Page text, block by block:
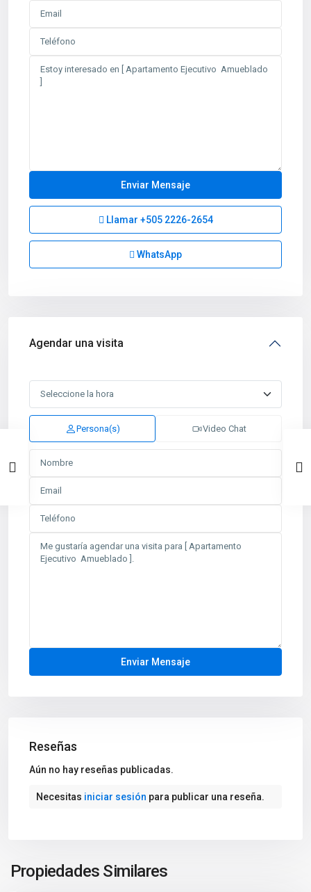
Llamar +505 2226-2654
WhatsApp
Agendar una visita
Persona(s) Video Chat
Reseñas
Aún no hay reseñas publicadas.
Necesitas iniciar sesión para publicar una reseña.
Propiedades Similares